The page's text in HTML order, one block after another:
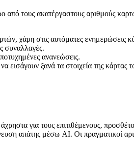
τους ακατέργαστους αριθμούς
χάρη στις αυτόματες ενημερώσεις
συναλλαγές.
ανανεώσεις.
εισάγουν ξανά τα στοιχεία της κάρτας
για τους επιτιθέμενους,
απάτης μέσω AI. Οι πραγματικοί